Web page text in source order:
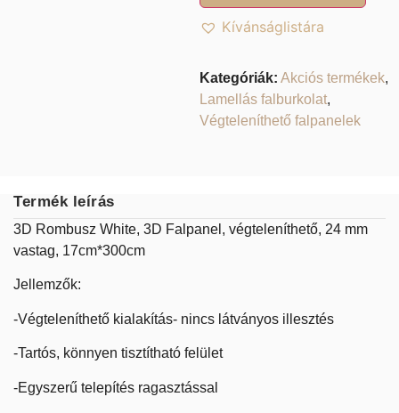
Kívánságlistára
Kategóriák: Akciós termékek,
Lamellás falburkolat,
Végteleníthető falpanelek
Termék leírás
3D Rombusz White, 3D Falpanel, végteleníthető, 24 mm
vastag, 17cm*300cm
Jellemzők:
-Végteleníthető kialakítás- nincs látványos illesztés
-Tartós, könnyen tisztítható felület
-Egyszerű telepítés ragasztással